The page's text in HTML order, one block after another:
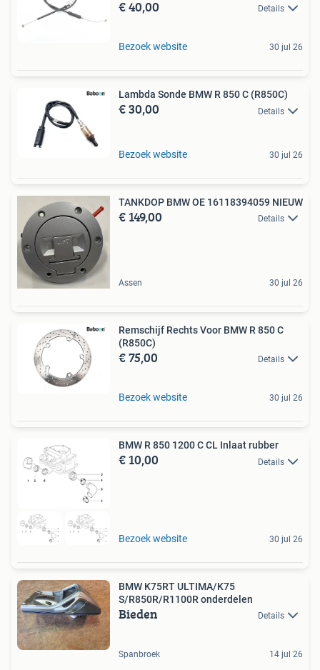
€ 40,00 Details
Bezoek website 30 jul 26
Lambda Sonde BMW R 850 C (R850C)
€ 30,00 Details
Bezoek website 30 jul 26
TANKDOP BMW OE 16118394059 NIEUW
€ 149,00 Details
Assen 30 jul 26
Remschijf Rechts Voor BMW R 850 C
(R850C)
€ 75,00 Details
Bezoek website 30 jul 26
BMW R 850 1200 C CL Inlaat rubber
€ 10,00 Details
Bezoek website 30 jul 26
BMW K75RT ULTIMA/K75
S/R850R/R1100R onderdelen
Bieden Details
Spanbroek 14 jul 26